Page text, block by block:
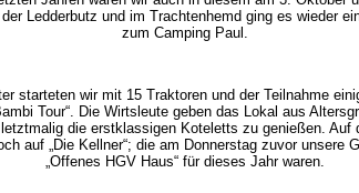
Ledderbutz und im Trachtenhemd ging es wieder
zum Camping Paul.
starteten wir mit 15 Traktoren und der Teilnahme
Tour“. Die Wirtsleute geben das Lokal aus
die erstklassigen Koteletts zu genießen. Auf
auf „Die Kellner“; die am Donnerstag zuvor unsere
„Offenes HGV Haus“ für dieses Jahr waren.